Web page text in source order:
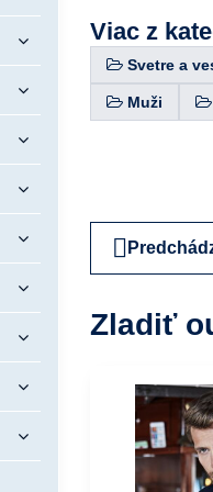
Viac z
Svetre a
Muži
Zladiť